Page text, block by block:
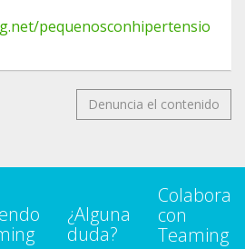
pequenosconhipertensio
Denuncia el contenido
¿Alguna
duda?
Colabora
con
Teaming